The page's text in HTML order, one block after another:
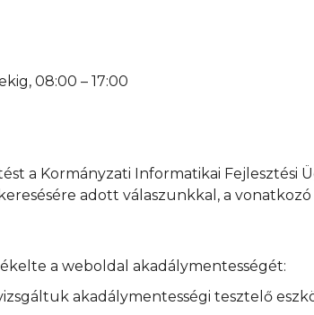
08:00 – 17:00
a Kormányzati Informatikai
adott válaszunkkal, a
a weboldal akadálymentességét:
akadálymentességi tesztelő